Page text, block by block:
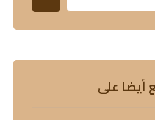
أيضا على